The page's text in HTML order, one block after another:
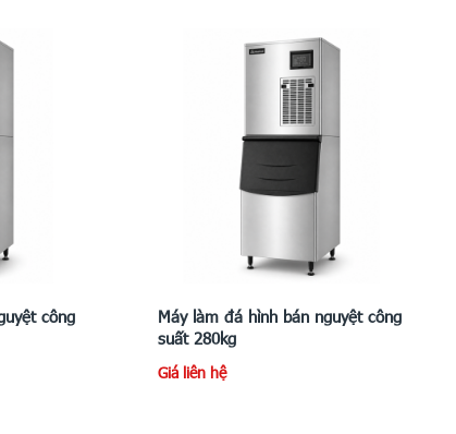
công
Máy làm đá hình bán nguyệt công
suất 280kg
Giá liên hệ